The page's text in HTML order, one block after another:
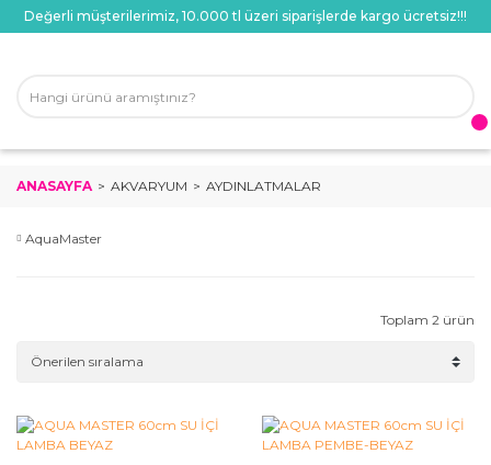
Değerli müşterilerimiz, 10.000 tl üzeri siparişlerde kargo ücretsiz!!!
ANASAYFA AKVARYUM AYDINLATMALAR
AquaMaster
Toplam 2 ürün